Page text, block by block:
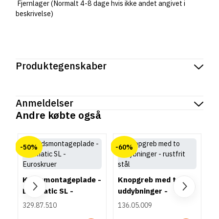
Fjernlager (Normalt 4-8 dage hvis ikke andet angivet i
beskrivelse)
Produktegenskaber
Produktinformation
Stål
Borehul
Ø7 mm
Specialgevind
24 mm
Anmeldelser
Der er ingen kundeanmeldelser endnu.
Andre købte også
-50%
Krydsmontageplade -
Duomatic SL -
Euroskruer
329.87.510
-60%
Knopgreb med to
uddybninger -
rustfrit stål
136.05.009